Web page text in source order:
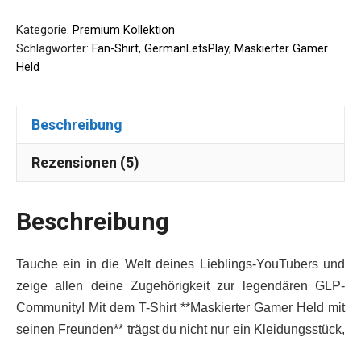
Kategorie: Premium Kollektion
Schlagwörter: Fan-Shirt, GermanLetsPlay, Maskierter Gamer
Held
Beschreibung
Rezensionen (5)
Beschreibung
Tauche ein in die Welt deines Lieblings-YouTubers und
zeige allen deine Zugehörigkeit zur legendären GLP-
Community! Mit dem T-Shirt **Maskierter Gamer Held mit
seinen Freunden** trägst du nicht nur ein Kleidungsstück,